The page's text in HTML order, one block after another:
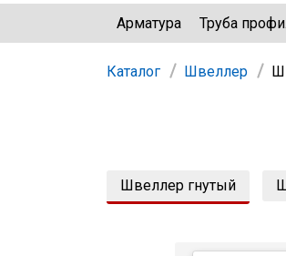
Арматура Труба
Каталог Швеллер
Швеллер гнутый